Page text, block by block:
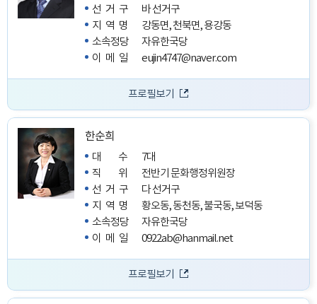
선거구
바 선거구
지역명
강동면, 천북면, 용강동
소속정당
자유한국당
이메일
eujin4747@naver.com
프로필보기
한순희
대수7대
직위전반기 문화행정위원장
선거구
다 선거구
지역명
황오동, 동천동, 불국동, 보덕동
소속정당
자유한국당
이메일
0922ab@hanmail.net
프로필보기